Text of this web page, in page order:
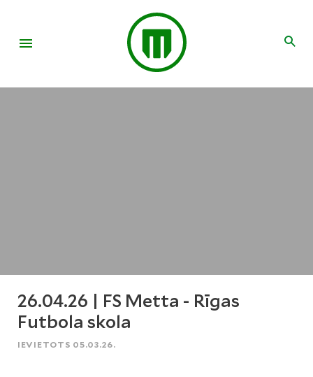
26.04.26 | FS Metta - Rīgas
Futbola skola
IEVIETOTS 05.03.26.